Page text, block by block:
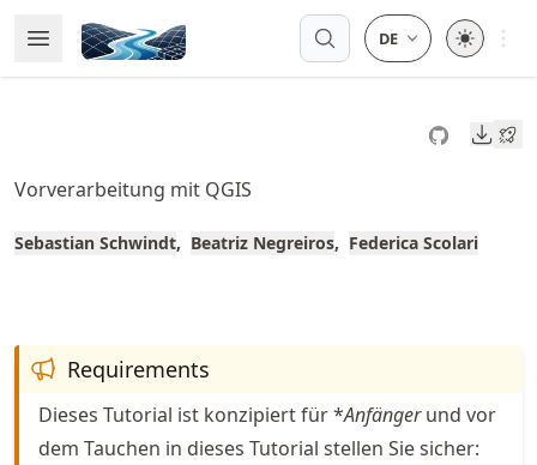
to
article
to
content
Open Menu
Made with MyST
Open
Vorverarbeitung mit QGIS
Sebastian Schwindt Beatriz Negreiros Federica Scolari
Requirements
Dieses Tutorial ist konzipiert für *Anfängerund vor
dem Tauchen in dieses Tutorial stellen Sie sicher: